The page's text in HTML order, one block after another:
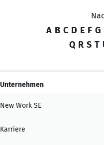
A B C D E F G
Q R S T
Unternehmen
New Work SE
Karriere